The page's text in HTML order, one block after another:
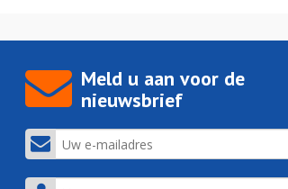
Meld u aan voor de
nieuwsbrief